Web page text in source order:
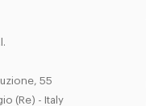
55
(Re) - Italy